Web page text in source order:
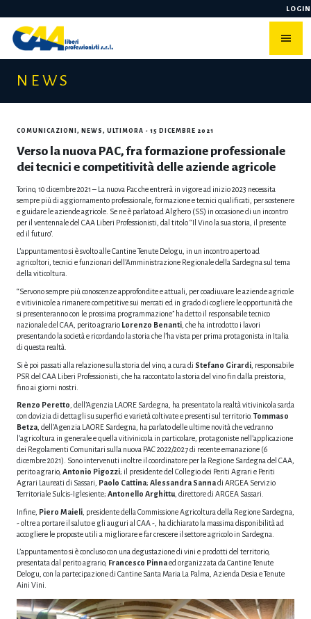
to
content
LOGIN
NEWS
COMUNICAZIONI , NEWS , ULTIMORA - 15 DICEMBRE 2021
Verso la nuova PAC, fra formazione professionale
dei tecnici e competitività delle aziende agricole
Torino, 10 dicembre 2021 – La nuova Pac che entrerà in vigore ad inizio 2023 necessita
sempre più di aggiornamento professionale, formazione e tecnici qualificati, per sostenere
e guidare le aziende agricole. Se ne è parlato ad Alghero (SS) in occasione di un incontro
per il ventennale del CAA Liberi Professionisti, dal titolo “Il Vino la sua storia, il presente
ed il futuro”.
L’appuntamento si è svolto alle Cantine Tenute Delogu, in un incontro aperto ad
agricoltori, tecnici e funzionari dell’Amministrazione Regionale della Sardegna sul tema
della viticoltura.
“Servono sempre più conoscenze approfondite e attuali, per coadiuvare le aziende agricole
e vitivinicole a rimanere competitive sui mercati ed in grado di cogliere le opportunità che
si presenteranno con le prossima programmazione” ha detto il responsabile tecnico
nazionale del CAA, perito agrario Lorenzo Benanti , che ha introdotto i lavori
presentando la società e ricordando la storia che l’ha vista per prima protagonista in Italia
di questa realtà.
Si è poi passati alla relazione sulla storia del vino, a cura di Stefano Girardi , responsabile
PSR del CAA Liberi Professionisti, che ha raccontato la storia del vino fin dalla preistoria,
fino ai giorni nostri.
Renzo Peretto , dell’Agenzia LAORE Sardegna, ha presentato la realtà vitivinicola sarda
con dovizia di dettagli su superfici e varietà coltivate e presenti sul territorio. Tommaso
Betza , dell’Agenzia LAORE Sardegna, ha parlato delle ultime novità che vedranno
l’agricoltura in generale e quella vitivinicola in particolare, protagoniste nell’applicazione
dei Regolamenti Comunitari sulla nuova PAC 2022/2027 di recente emanazione (6
dicembre 2021). Sono intervenuti inoltre il coordinatore per la Regione Sardegna del CAA,
perito agrario, Antonio Pigozzi; il presidente del Collegio dei Periti Agrari e Periti
Agrari Laureati di Sassari,
Paolo Cattina; Alessandra Sannadi ARGEA Servizio
Territoriale Sulcis-Iglesiente; Antonello Arghittu , direttore di ARGEA Sassari.
Infine, Piero Maieli , presidente della Commissione Agricoltura della Regione Sardegna,
- oltre a portare il saluto e gli auguri al CAA -, ha dichiarato la massima disponibilità ad
accogliere le proposte utili a migliorare e far crescere il settore agricolo in Sardegna.
L’appuntamento si è concluso con una degustazione di vini e prodotti del territorio,
presentata dal perito agrario, Francesco Pinnaed organizzata da Cantine Tenute
Delogu, con la partecipazione di Cantine Santa Maria La Palma, Azienda Desia e Tenute
Aini Vini.